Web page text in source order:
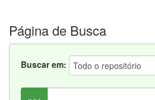
Página de Busca
Buscar em: